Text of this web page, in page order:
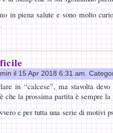
in piena salute e sono molto
il 15 Apr 2018 6:31 am.
in “calcese”, ma stavolta
che la prossima partita è sempre
e per tutta una serie di motivi